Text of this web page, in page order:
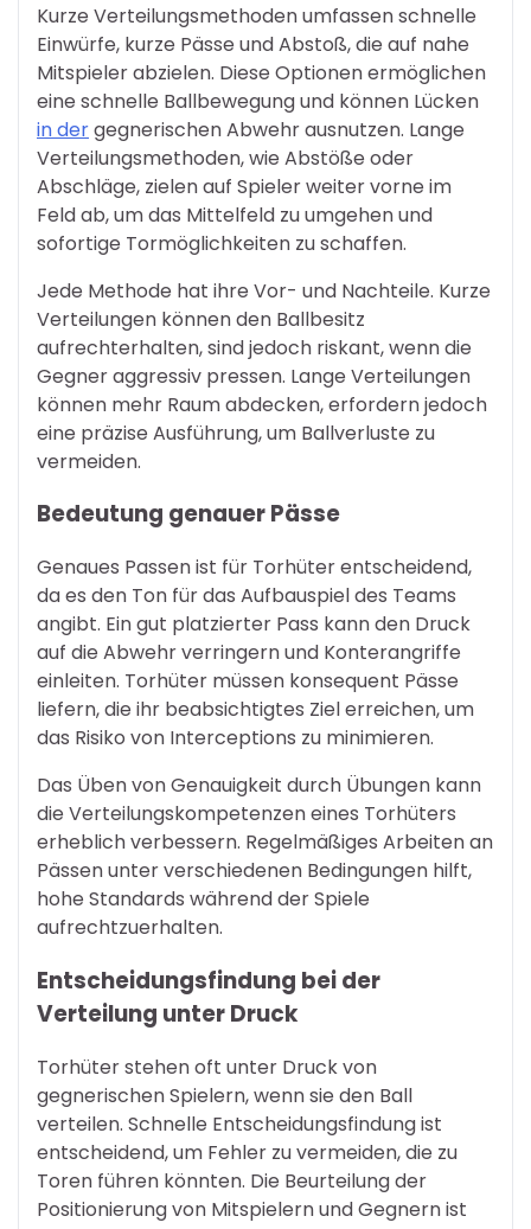
Kurze Verteilungsmethoden umfassen schnelle
Einwürfe, kurze Pässe und Abstoß, die auf nahe
Mitspieler abzielen. Diese Optionen ermöglichen
eine schnelle Ballbewegung und können Lücken
in dergegnerischen Abwehr ausnutzen. Lange
Verteilungsmethoden, wie Abstöße oder
Abschläge, zielen auf Spieler weiter vorne im
Feld ab, um das Mittelfeld zu umgehen und
sofortige Tormöglichkeiten zu schaffen.
Jede Methode hat ihre Vor- und Nachteile. Kurze
Verteilungen können den Ballbesitz
aufrechterhalten, sind jedoch riskant, wenn die
Gegner aggressiv pressen. Lange Verteilungen
können mehr Raum abdecken, erfordern jedoch
eine präzise Ausführung, um Ballverluste zu
vermeiden.
Bedeutung genauer Pässe
Genaues Passen ist für Torhüter entscheidend,
da es den Ton für das Aufbauspiel des Teams
angibt. Ein gut platzierter Pass kann den Druck
auf die Abwehr verringern und Konterangriffe
einleiten. Torhüter müssen konsequent Pässe
liefern, die ihr beabsichtigtes Ziel erreichen, um
das Risiko von Interceptions zu minimieren.
Das Üben von Genauigkeit durch Übungen kann
die Verteilungskompetenzen eines Torhüters
erheblich verbessern. Regelmäßiges Arbeiten an
Pässen unter verschiedenen Bedingungen hilft,
hohe Standards während der Spiele
aufrechtzuerhalten.
Entscheidungsfindung bei der
Verteilung unter Druck
Torhüter stehen oft unter Druck von
gegnerischen Spielern, wenn sie den Ball
verteilen. Schnelle Entscheidungsfindung ist
entscheidend, um Fehler zu vermeiden, die zu
Toren führen könnten. Die Beurteilung der
Positionierung von Mitspielern und Gegnern ist